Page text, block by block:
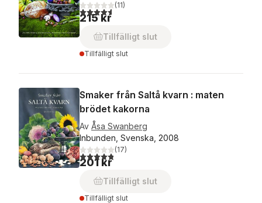
4,6utav 5 stjärnor. Totalt antal röster:
(11)
215 kr
Tillfälligt slut
Tillfälligt slut
Smaker från Saltå kvarn : maten
brödet kakorna
Av Åsa Swanberg
Inbunden, Svenska, 2008
4,8utav 5 stjärnor. Totalt antal röster:
(17)
201 kr
Tillfälligt slut
Tillfälligt slut